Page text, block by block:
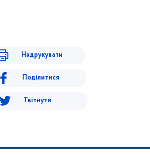
Надрукувати
Поділитися
Твітнути